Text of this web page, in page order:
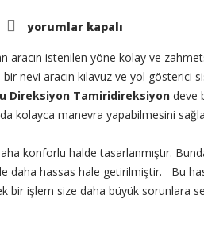
Çorlu
Direksiyon
için
yorumlar kapalı
aracın istenilen yöne kolay ve
bir nevi aracın kılavuz ve yol gösterici
Direksiyon Tamiridireksiyon deve
kolayca manevra yapabilmesini
konforlu halde tasarlanmıştır.
daha hassas hale getirilmiştir. Bu
bir işlem size daha büyük sorunlara